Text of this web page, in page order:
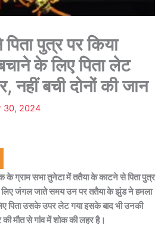
पुत्र पर किया
के लिए पिता लेट
बची दोनों की जान
30, 2024
के ग्राम सभा तुनेटा में ततैया के काटने से पिता पुत्र
लिए जंगल जाते समय उन पर ततैया के झुंड ने हमला
पिता उसके उपर लेट गया इसके बाद भी उनकी
की मौत से गांव में शोक की लहर है।